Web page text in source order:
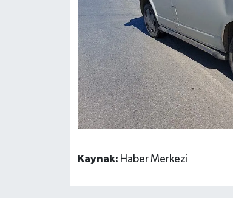
Kaynak: Haber Merkezi